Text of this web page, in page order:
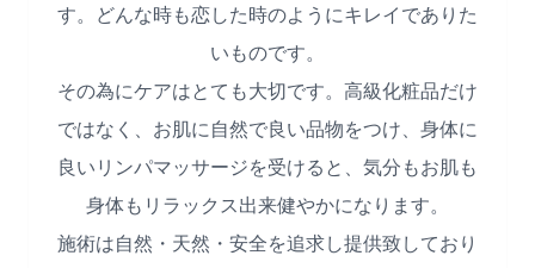
す。どんな時も恋した時のようにキレイでありた
いものです。
その為にケアはとても大切です。高級化粧品だけ
ではなく、お肌に自然で良い品物をつけ、身体に
良いリンパマッサージを受けると、気分もお肌も
身体もリラックス出来健やかになります。
施術は自然・天然・安全を追求し提供致しており